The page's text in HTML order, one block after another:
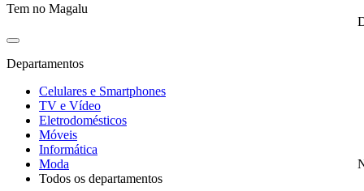
Tem no Magalu
Departamentos
Celulares e Smartphones
TV e Vídeo
Eletrodomésticos
Móveis
Informática
Moda
Todos os departamentos